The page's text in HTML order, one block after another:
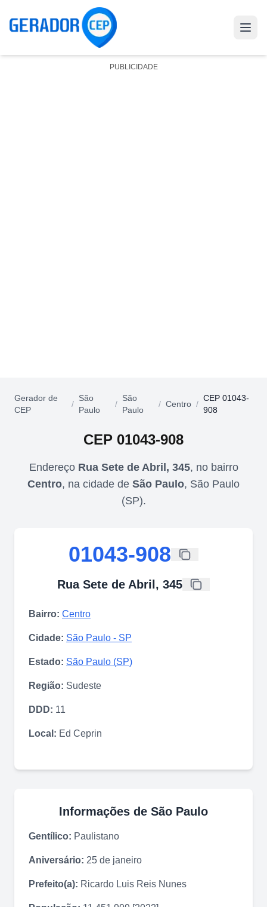
PUBLICIDADE
Gerador de
CEP
/
São
Paulo
/
São
Paulo
/ Centro /
CEP 01043-
908
CEP 01043-908
Endereço Rua Sete de Abril, 345, no bairro
Centro, na cidade de São Paulo, São Paulo
(SP).
01043-908
Rua Sete de Abril, 345
Bairro: Centro
Cidade: São Paulo - SP
Estado: São Paulo (SP)
Região: Sudeste
DDD: 11
Local: Ed Ceprin
Informações de São Paulo
Gentílico: Paulistano
Aniversário: 25 de janeiro
Prefeito(a): Ricardo Luis Reis Nunes